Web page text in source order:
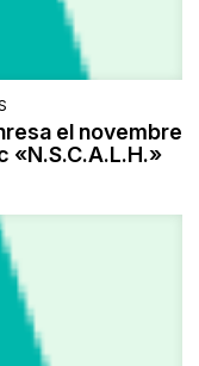
el novembre
«N.S.C.A.L.H.»